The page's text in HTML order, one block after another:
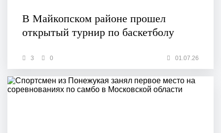
В Майкопском районе прошел
открытый турнир по баскетболу
3 0 01.07.26